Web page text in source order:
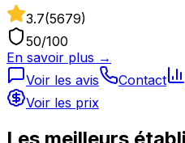
3.7(5679)
50/100
En savoir plus →
Voir les avis
Contact
Voir les prix